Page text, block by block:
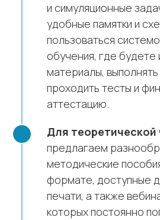
и симуляционные
удобные памятки и
пользоваться
обучения, где будете
материалы, выполнять
проходить тесты и
аттестацию.
Для теоретической
предлагаем
методические
формате, доступные
печати, а также
которых постоянно